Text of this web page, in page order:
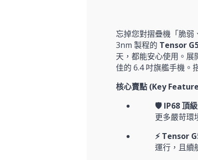
忘掉您對摺疊機「脆
3nm 製程的 Tensor
天，都能安心使用。展
佳的 6.4 吋旗艦手機。
核心賣點 (Key
🛡️ IP68 頂
更多嚴苛環
⚡ Tensor
運行，且續